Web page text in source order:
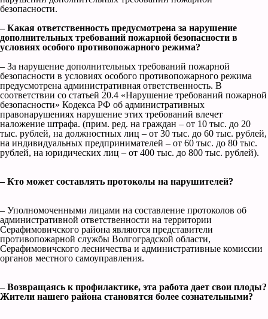
безопасности.
– Какая ответственность предусмотрена за нарушение
дополнительных требований пожарной безопасности в
условиях особого противопожарного режима?
– За нарушение дополнительных требований пожарной
безопасности в условиях особого противопожарного режима
предусмотрена административная ответственность. В
соответствии со статьей 20.4 «Нарушение требований пожарной
безопасности» Кодекса РФ об административных
правонарушениях нарушение этих требований влечет
наложение штрафа. (прим. ред. на граждан – от 10 тыс. до 20
тыс. рублей, на должностных лиц – от 30 тыс. до 60 тыс. рублей,
на индивидуальных предпринимателей – от 60 тыс. до 80 тыс.
рублей, на юридических лиц – от 400 тыс. до 800 тыс. рублей).
– Кто может составлять протоколы на нарушителей?
– Уполномоченными лицами на составление протоколов об
административной ответственности на территории
Серафимовичского района являются представители
противопожарной службы Волгоградской области,
Серафимовичского лесничества и административные комиссии
органов местного самоуправления.
– Возвращаясь к профилактике, эта работа дает свои плоды?
Жители нашего района становятся более сознательными?